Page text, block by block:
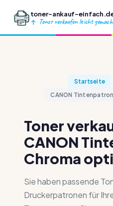
toner-ankauf-
Toner verkaufen leicht
Startseite
CANON
Toner
CANON
Chroma
Sie haben passende
Druckerpatronen für